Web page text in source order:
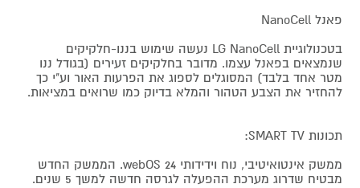
פאנל NanoCell
בטכנולוגיית LG NanoCell נעשה שימוש בננו-חלקיקים
שנמצאים בפאנל עצמו. מדובר בחלקיקים זעירים (בגודל ננו
מטר אחד בלבד) המסוגלים לספוג את הפרעות האור וע"י כך
להחזיר את הצבע הטהור והמלא בדיוק כמו שרואים במציאות.
תכונות SMART TV:
ממשק אינטואיטיבי, נוח וידידותי 24 webOS. הממשק החדש
מבטיח שדרוג מערכת ההפעלה לגרסה חדשה למשך 5 שנים.